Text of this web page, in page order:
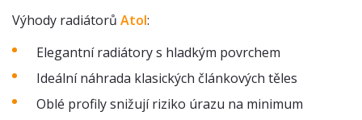
Výhody radiátorů Atol:
Elegantní radiátory s hladkým povrchem
Ideální náhrada klasických článkových těles
Oblé profily snižují riziko úrazu na minimum